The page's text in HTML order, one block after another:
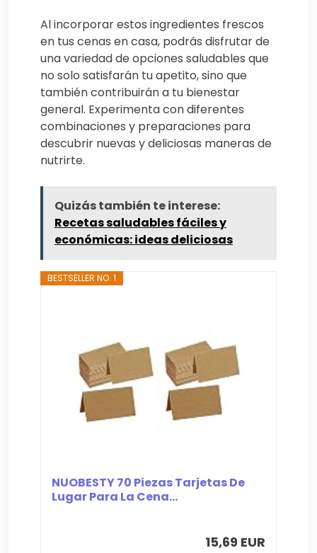
Al incorporar estos ingredientes frescos
en tus cenas en casa, podrás disfrutar de
una variedad de opciones saludables que
no solo satisfarán tu apetito, sino que
también contribuirán a tu bienestar
general. Experimenta con diferentes
combinaciones y preparaciones para
descubrir nuevas y deliciosas maneras de
nutrirte.
Quizás también te interese:
Recetas saludables fáciles y
económicas: ideas deliciosas
BESTSELLER NO. 1
NUOBESTY 70 Piezas Tarjetas De
Lugar Para La Cena...
15,69 EUR